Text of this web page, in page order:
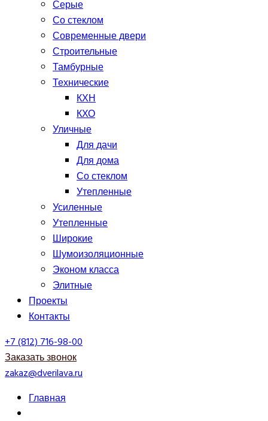
Серые
Со стеклом
Современные двери
Строительные
Тамбурные
Технические
КХН
КХО
Уличные
Для дачи
Для дома
Со стеклом
Утепленные
Усиленные
Утепленные
Широкие
Шумоизоляционные
Эконом класса
Элитные
Проекты
Контакты
+7 (812) 716-98-00
Заказать звонок
zakaz@dverilava.ru
Главная